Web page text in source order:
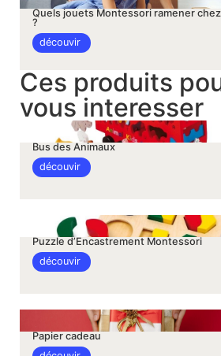
Quels jouets Montessori ramener
?
découvir
Ces produits
vous interesser
Bus des Animaux
découvir
Puzzle d’Encastrement Montessori
découvir
Papier cadeau